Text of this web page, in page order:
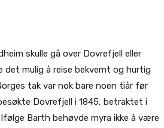
skulle gå over Dovrefjell eller
mulig å reise bekvemt og hurtig
tak var nok bare noen tiår før
Dovrefjell i 1845, betraktet i
Barth behøvde myra ikke å være